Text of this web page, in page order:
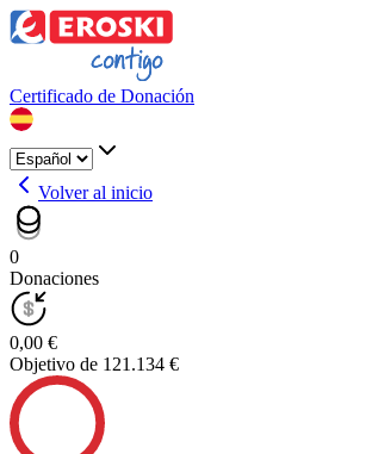
Certificado de Donación
Volver al inicio
0
Donaciones
0,00 €
Objetivo de 121.134 €